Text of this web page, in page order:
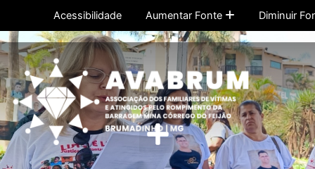
o
conteúdo
Acessibilidade Aumentar Fonte Diminuir
Menu